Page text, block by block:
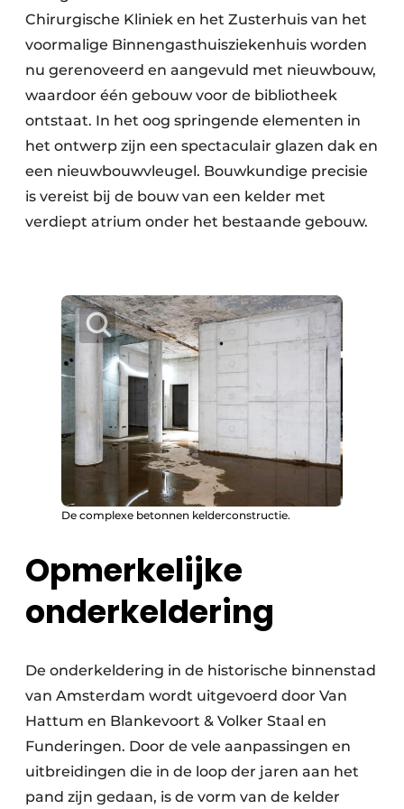
Chirurgische Kliniek en het Zusterhuis van het
voormalige Binnengasthuisziekenhuis worden
nu gerenoveerd en aangevuld met nieuwbouw,
waardoor één gebouw voor de bibliotheek
ontstaat. In het oog springende elementen in
het ontwerp zijn een spectaculair glazen dak en
een nieuwbouwvleugel. Bouwkundige precisie
is vereist bij de bouw van een kelder met
verdiept atrium onder het bestaande gebouw.
De complexe betonnen kelderconstructie.
Opmerkelijke
onderkeldering
De onderkeldering in de historische binnenstad
van Amsterdam wordt uitgevoerd door Van
Hattum en Blankevoort & Volker Staal en
Funderingen. Door de vele aanpassingen en
uitbreidingen die in de loop der jaren aan het
pand zijn gedaan, is de vorm van de kelder